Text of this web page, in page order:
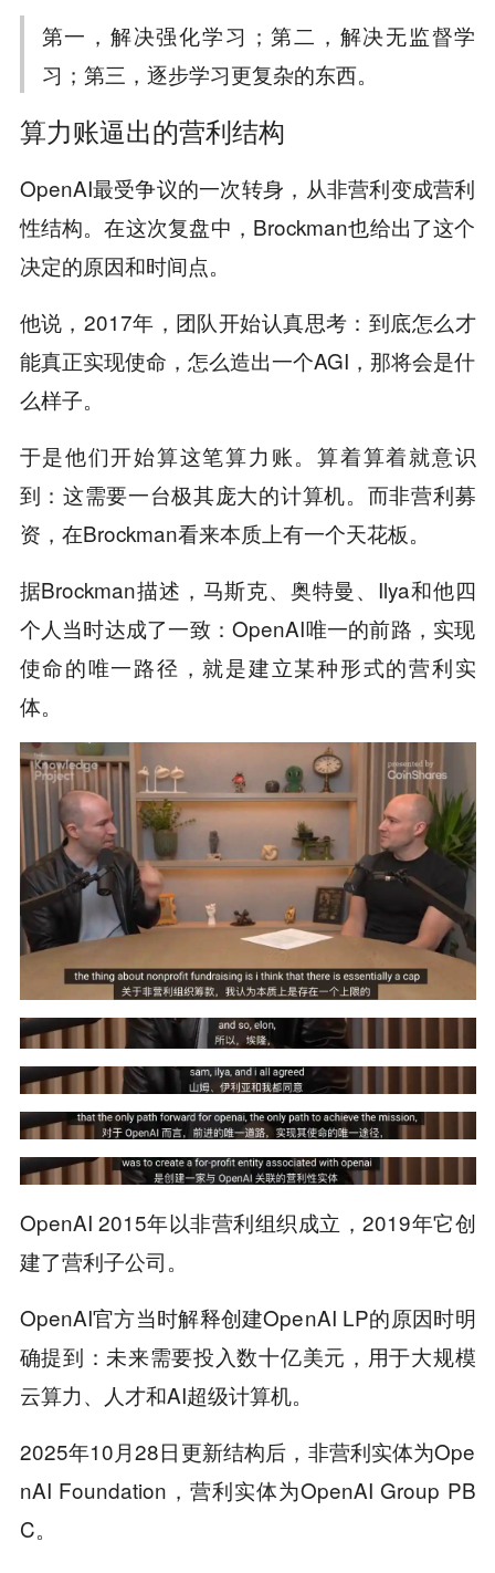
第一，解决强化学习；第二，解决无监督学
习；第三，逐步学习更复杂的东西。
算力账逼出的营利结构
OpenAI最受争议的一次转身，从非营利变成营利
性结构。在这次复盘中，Brockman也给出了这个
决定的原因和时间点。
他说，2017年，团队开始认真思考：到底怎么才
能真正实现使命，怎么造出一个AGI，那将会是什
么样子。
于是他们开始算这笔算力账。算着算着就意识
到：这需要一台极其庞大的计算机。而非营利募
资，在Brockman看来本质上有一个天花板。
据Brockman描述，马斯克、奥特曼、Ilya和他四
个人当时达成了一致：OpenAI唯一的前路，实现
使命的唯一路径，就是建立某种形式的营利实
体。
OpenAI 2015年以非营利组织成立，2019年它创
建了营利子公司。
OpenAI官方当时解释创建OpenAI LP的原因时明
确提到：未来需要投入数十亿美元，用于大规模
云算力、人才和AI超级计算机。
2025年10月28日更新结构后，非营利实体为Ope
nAI Foundation，营利实体为OpenAI Group PB
C。